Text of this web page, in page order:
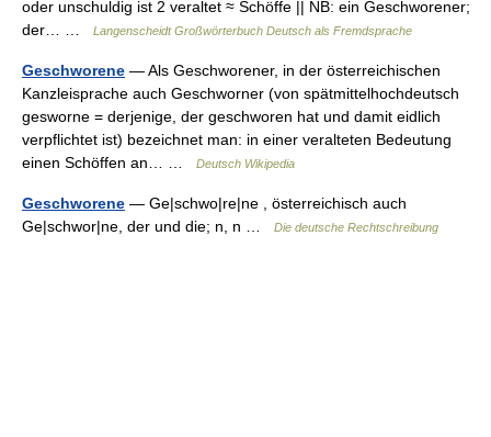
oder unschuldig ist 2 veraltet ≈ Schöffe || NB: ein Geschworener;
der… …
Langenscheidt Großwörterbuch Deutsch als Fremdsprache
Geschworene — Als Geschworener, in der österreichischen
Kanzleisprache auch Geschworner (von spätmittelhochdeutsch
gesworne = derjenige, der geschworen hat und damit eidlich
verpflichtet ist) bezeichnet man: in einer veralteten Bedeutung
einen Schöffen an… …
Deutsch Wikipedia
Geschworene — Ge|schwo|re|ne , österreichisch auch
Ge|schwor|ne, der und die; n, n …
Die deutsche Rechtschreibung